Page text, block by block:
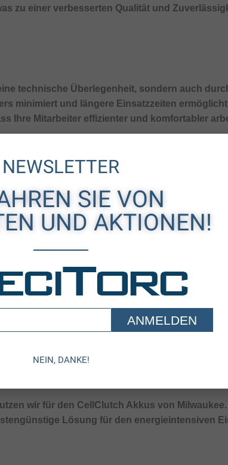
zu einer verbesserten Qualität und
technische Überlegenheit, sondern auch
minimiert und längere Einsatzzeiten
Ihre Mitarbeiter effizienter und komfortabler
die dem Werker sofort signalisiert,
mPro200 oder mPro400
CellClutch auch mit einer WLAN-Funktion
Schraubprozesse eingebunden werden
werden.
wir für den CellClutch Akkus von
Lösung für den energieintensiven
NEWSLETTER
SIE VON
UND AKTIONEN!
The World TogetherANMELDEN
NEIN, DANKE!